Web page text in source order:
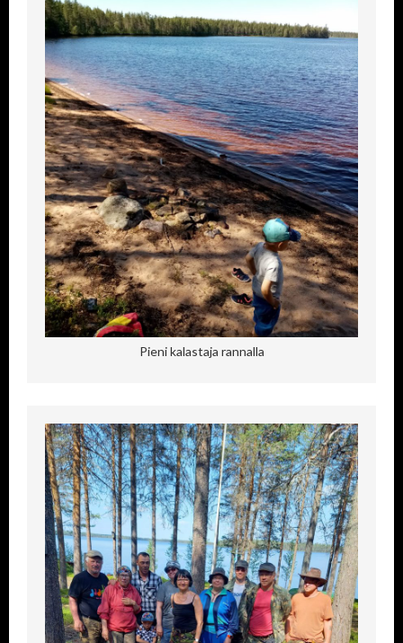
Pieni kalastaja rannalla